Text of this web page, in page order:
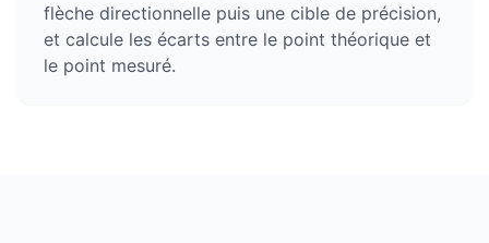
flèche directionnelle puis une cible de précision,
et calcule les écarts entre le point théorique et
le point mesuré.